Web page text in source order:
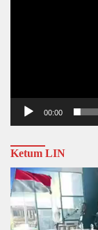
00:00
Ketum LIN
Video
Player